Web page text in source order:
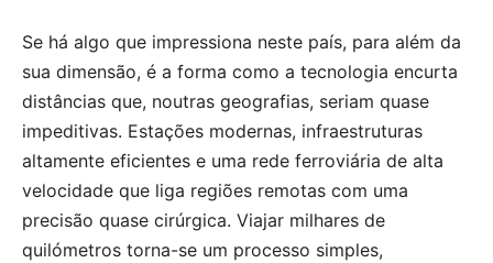
Se há algo que impressiona neste país, para além da
sua dimensão, é a forma como a tecnologia encurta
distâncias que, noutras geografias, seriam quase
impeditivas. Estações modernas, infraestruturas
altamente eficientes e uma rede ferroviária de alta
velocidade que liga regiões remotas com uma
precisão quase cirúrgica. Viajar milhares de
quilómetros torna-se um processo simples,